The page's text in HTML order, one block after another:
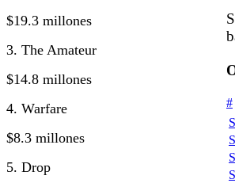
$19.3 millones
3. The Amateur
$14.8 millones
4. Warfare
$8.3 millones
5. Drop
#